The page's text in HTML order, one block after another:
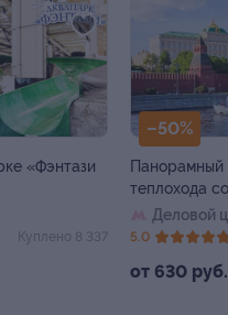
«Фэнтази
Куплено 8 337
–50%
Панорамный
теплохода
Деловой
от 630 руб.
5.0